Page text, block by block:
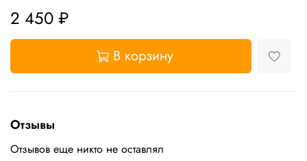
2 450 ₽
В корзину
Отзывы
Отзывов еще никто не оставлял